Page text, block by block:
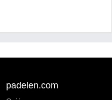
padelen.com